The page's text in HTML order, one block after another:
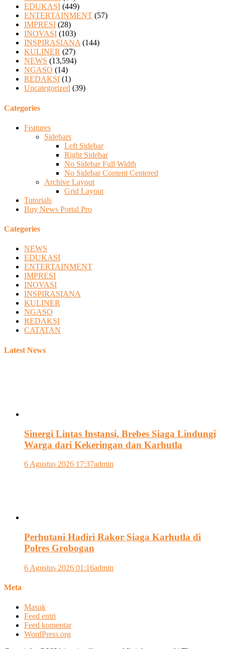
EDUKASI (449)
ENTERTAINMENT (57)
IMPRESI (28)
INOVASI (103)
INSPIRASIANA (144)
KULINER (27)
NEWS (13,594)
NGASO (14)
REDAKSI (1)
Uncategorized (39)
Categories
Features
Sidebars
Left Sidebar
Right Sidebar
No Sidebar Full Width
No Sidebar Content Centered
Archive Layout
Grid Layout
Tutorials
Buy News Portal Pro
Categories
NEWS
EDUKASI
ENTERTAINMENT
IMPRESI
INOVASI
INSPIRASIANA
KULINER
NGASO
REDAKSI
CATATAN
Latest News
Sinergi Lintas Instansi, Brebes Siaga Lindungi
Warga dari Kekeringan dan Karhutla
6 Agustus 2026 17:37admin
Perhutani Hadiri Rakor Siaga Karhutla di
Polres Grobogan
6 Agustus 2026 01:16admin
Meta
Masuk
Feed entri
Feed komentar
WordPress.org